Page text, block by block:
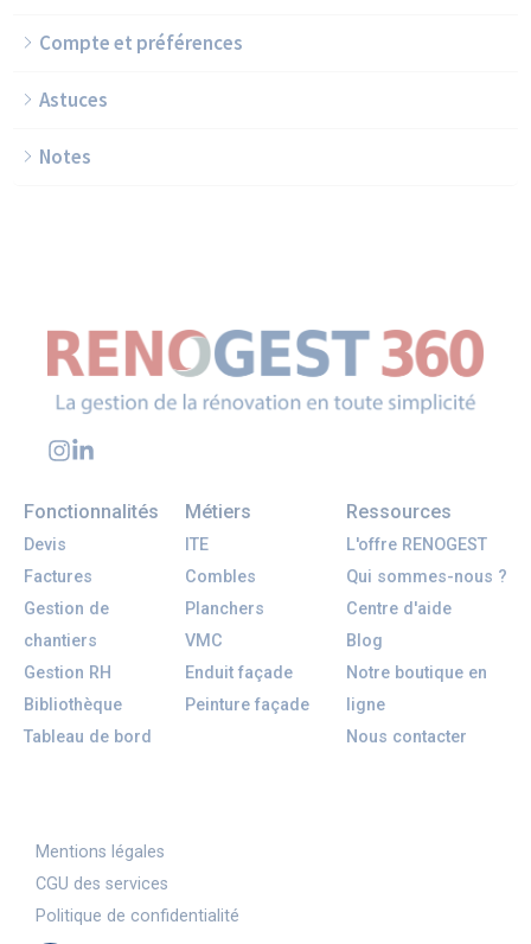
Compte et préférences
Astuces
Notes
Fonctionnalités
Devis
Factures
Gestion de
chantiers
Gestion RH
Bibliothèque
Tableau de bord
Métiers
ITE
Combles
Planchers
VMC
Enduit façade
Peinture façade
Ressources
L'offre RENOGEST
Qui sommes-nous ?
Centre d'aide
Blog
Notre boutique en
ligne
Nous contacter
Mentions légales
CGU des services
Politique de confidentialité